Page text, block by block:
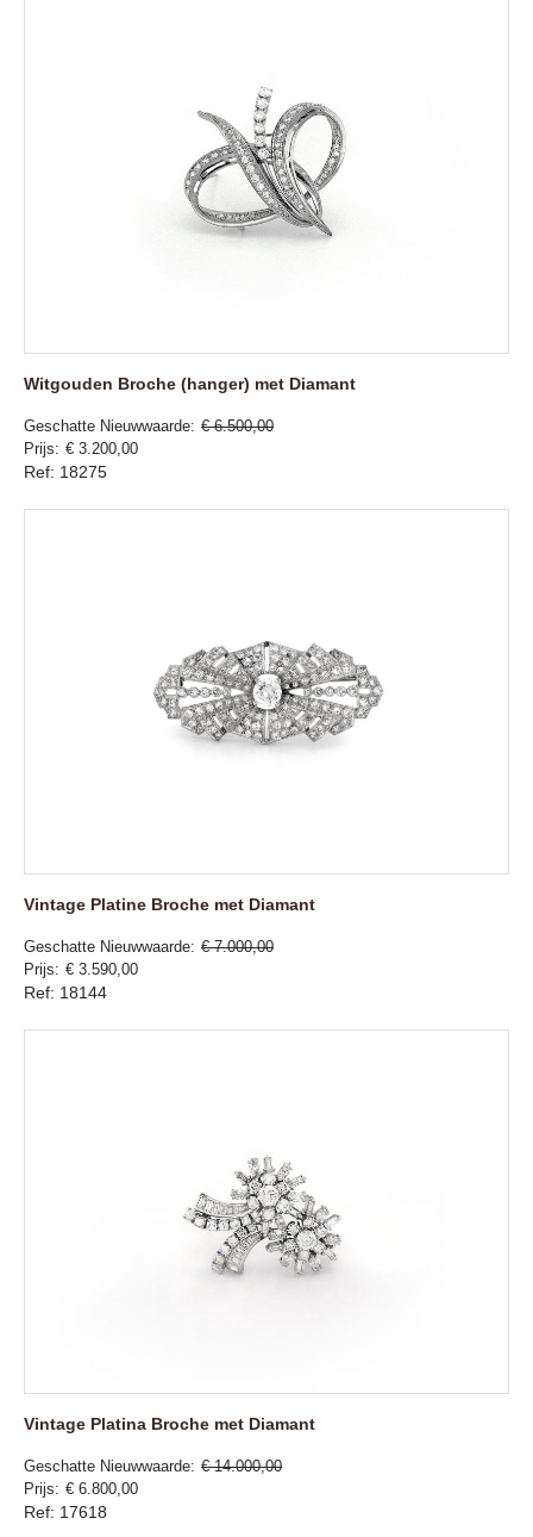
Witgouden Broche (hanger) met Diamant
Geschatte Nieuwwaarde € 6.500,00
Prijs
€ 3.200,00
Ref: 18275
Vintage Platine Broche met Diamant
Geschatte Nieuwwaarde € 7.000,00
Prijs
€ 3.590,00
Ref: 18144
Vintage Platina Broche met Diamant
Geschatte Nieuwwaarde € 14.000,00
Prijs
€ 6.800,00
Ref: 17618